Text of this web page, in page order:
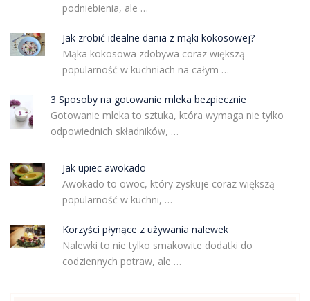
podniebienia, ale …
Jak zrobić idealne dania z mąki kokosowej?
Mąka kokosowa zdobywa coraz większą
popularność w kuchniach na całym …
3 Sposoby na gotowanie mleka bezpiecznie
Gotowanie mleka to sztuka, która wymaga nie tylko
odpowiednich składników, …
Jak upiec awokado
Awokado to owoc, który zyskuje coraz większą
popularność w kuchni, …
Korzyści płynące z używania nalewek
Nalewki to nie tylko smakowite dodatki do
codziennych potraw, ale …